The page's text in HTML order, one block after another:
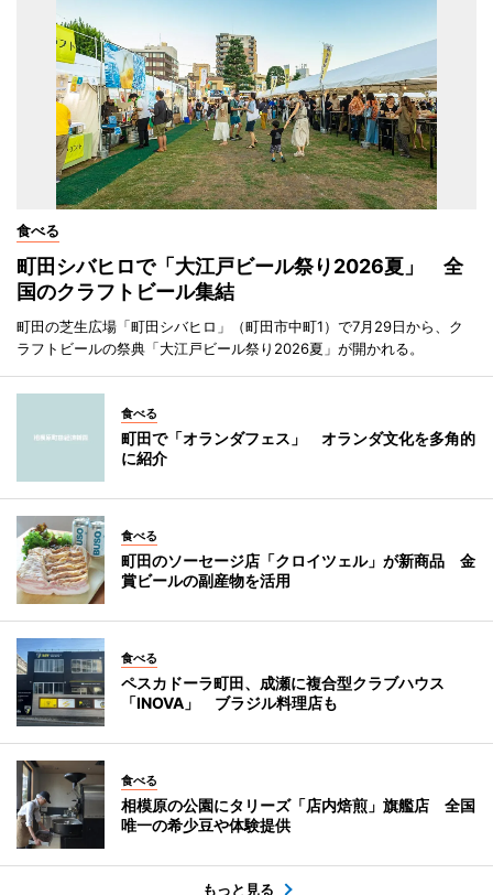
食べる
町田シバヒロで「大江戸ビール祭り2026夏」 全
国のクラフトビール集結
町田の芝生広場「町田シバヒロ」（町田市中町1）で7月29日から、ク
ラフトビールの祭典「大江戸ビール祭り2026夏」が開かれる。
食べる
町田で「オランダフェス」 オランダ文化を多角的
に紹介
食べる
町田のソーセージ店「クロイツェル」が新商品 金
賞ビールの副産物を活用
食べる
ペスカドーラ町田、成瀬に複合型クラブハウス
「INOVA」 ブラジル料理店も
食べる
相模原の公園にタリーズ「店内焙煎」旗艦店 全国
唯一の希少豆や体験提供
もっと見る